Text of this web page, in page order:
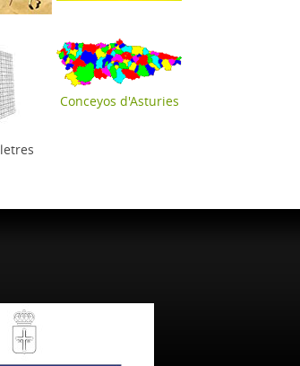
Conceyos d'Asturies